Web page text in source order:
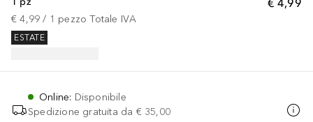
€ 4,99 / 1 pezzo Totale IVA
ESTATE
Online: Disponibile
Spedizione gratuita da € 35,00